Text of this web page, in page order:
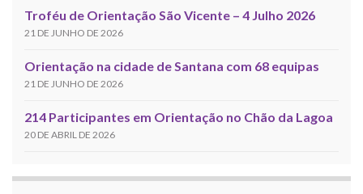
Troféu de Orientação São Vicente – 4 Julho 2026
21 DE JUNHO DE 2026
Orientação na cidade de Santana com 68 equipas
21 DE JUNHO DE 2026
214 Participantes em Orientação no Chão da Lagoa
20 DE ABRIL DE 2026